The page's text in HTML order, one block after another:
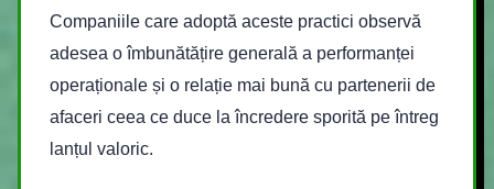
Companiile care adoptă aceste practici observă
adesea o îmbunătățire generală a performanței
operaționale și o relație mai bună cu partenerii de
afaceri ceea ce duce la încredere sporită pe întreg
lanțul valoric.